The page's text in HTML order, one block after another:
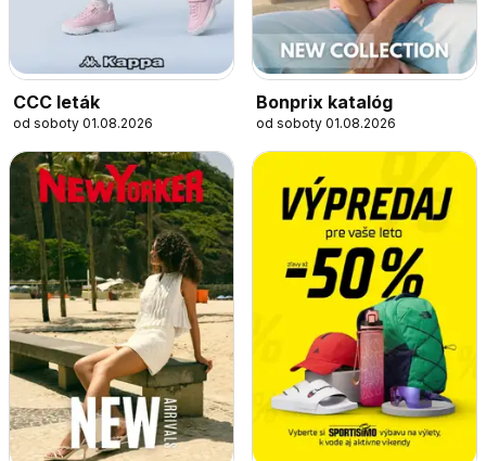
CCC leták
od soboty 01.08.2026
Bonprix katalóg
od soboty 01.08.2026